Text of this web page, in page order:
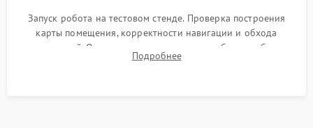
Запуск робота на тестовом стенде. Проверка построения
карты помещения, корректности навигации и обхода
препятствий. Оценка силы всасывания и работы турбины.
Тестирование автоматического возврата на док-станцию и
Подробнее